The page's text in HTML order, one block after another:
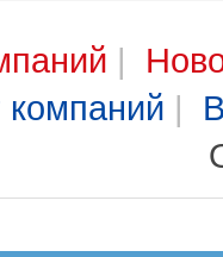
|
компаний |